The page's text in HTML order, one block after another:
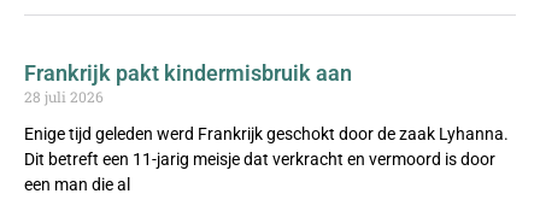
Frankrijk pakt kindermisbruik aan
28 juli 2026
Enige tijd geleden werd Frankrijk geschokt door de zaak Lyhanna.
Dit betreft een 11-jarig meisje dat verkracht en vermoord is door
een man die al